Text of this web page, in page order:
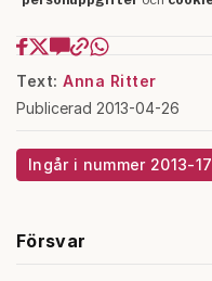
Text: Anna Ritter
Publicerad 2013-04-26
Ingår i nummer 2013-17
Försvar